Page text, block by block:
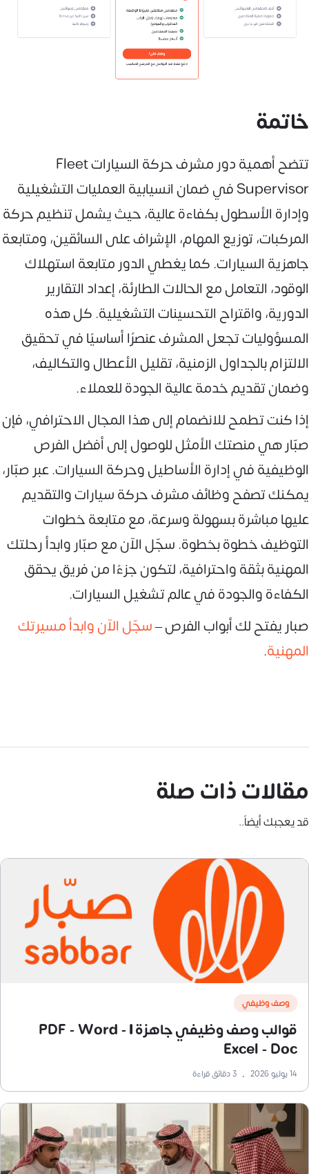
خاتمة
تتضح أهمية دور مشرف حركة السيارات Fleet
Supervisor في ضمان انسيابية العمليات التشغيلية
وإدارة الأسطول بكفاءة عالية، حيث يشمل تنظيم حركة
المركبات، توزيع المهام، الإشراف على السائقين، ومتابعة
جاهزية السيارات. كما يغطي الدور متابعة استهلاك
الوقود، التعامل مع الحالات الطارئة، إعداد التقارير
الدورية، واقتراح التحسينات التشغيلية. كل هذه
المسؤوليات تجعل المشرف عنصرًا أساسيًا في تحقيق
الالتزام بالجداول الزمنية، تقليل الأعطال والتكاليف،
وضمان تقديم خدمة عالية الجودة للعملاء.
إذا كنت تطمح للانضمام إلى هذا المجال الاحترافي، فإن
صبّار هي منصتك الأمثل للوصول إلى أفضل الفرص
الوظيفية في إدارة الأساطيل وحركة السيارات. عبر صبّار،
يمكنك تصفح وظائف مشرف حركة سيارات والتقديم
عليها مباشرة بسهولة وسرعة، مع متابعة خطوات
التوظيف خطوة بخطوة. سجّل الآن مع صبّار وابدأ رحلتك
المهنية بثقة واحترافية، لتكون جزءًا من فريق يحقق
الكفاءة والجودة في عالم تشغيل السيارات.
صبار يفتح لك أبواب الفرص –سجّل الآن وابدأ مسيرتك
المهنية.
مقالات ذات صلة
قد يعجبك أيضاً..
وصف وظيفي
قوالب وصف وظيفي جاهزة | PDF - Word -
Excel - Doc
14 يوليو 2026 •
3دقائق قراءة